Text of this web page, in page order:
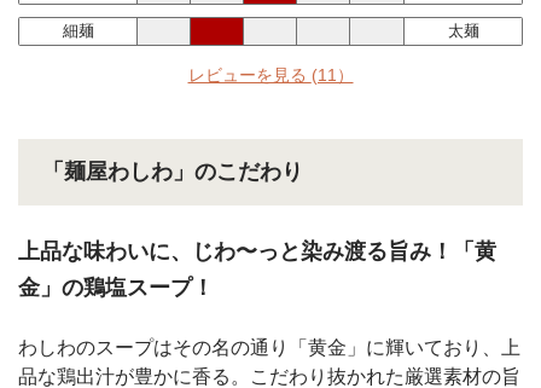
細麺 太麺
レビューを見る (11）
「麺屋わしわ」のこだわり
上品な味わいに、じわ〜っと染み渡る旨み！「黄
金」の鶏塩スープ！
わしわのスープはその名の通り「黄金」に輝いており、上
品な鶏出汁が豊かに香る。こだわり抜かれた厳選素材の旨